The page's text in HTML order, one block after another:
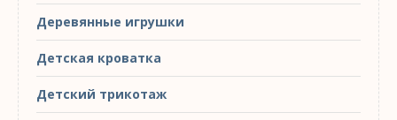
Деревянные игрушки
Детская кроватка
Детский трикотаж